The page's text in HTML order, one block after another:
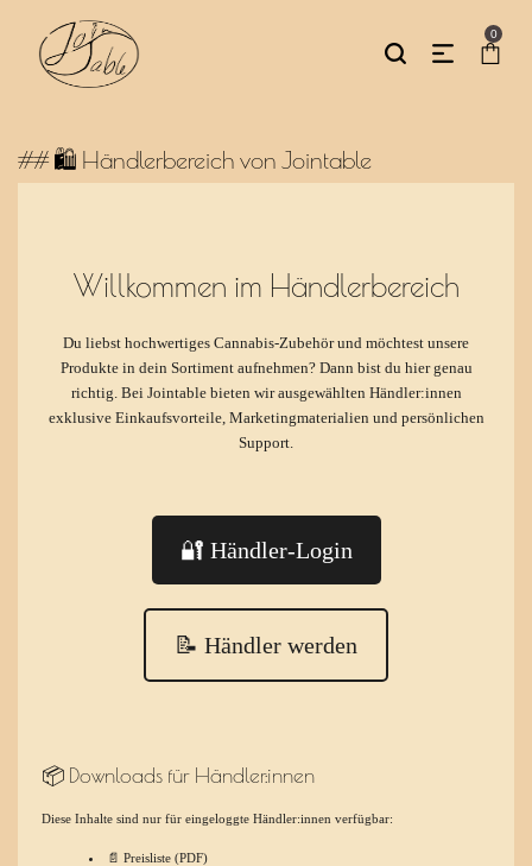
0
## 🛍️ Händlerbereich von Jointable
Willkommen im Händlerbereich
Du liebst hochwertiges Cannabis-Zubehör und möchtest unsere
Produkte in dein Sortiment aufnehmen? Dann bist du hier genau
richtig. Bei Jointable bieten wir ausgewählten Händler:innen
exklusive Einkaufsvorteile, Marketingmaterialien und persönlichen
Support.
🔐 Händler-Login
📝 Händler werden
📦 Downloads für Händler:innen
Diese Inhalte sind nur für eingeloggte Händler:innen verfügbar:
📄 Preisliste (PDF)